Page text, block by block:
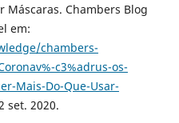
Máscaras. Chambers Blog
em:
chambers-
c3%adrus-os-
Mais-Do-Que-Usar-
set. 2020.